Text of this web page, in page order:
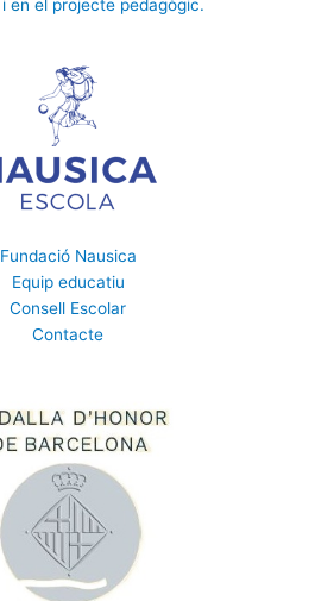
i en el projecte pedagògic.
Fundació Nausica
Equip educatiu
Consell Escolar
Contacte